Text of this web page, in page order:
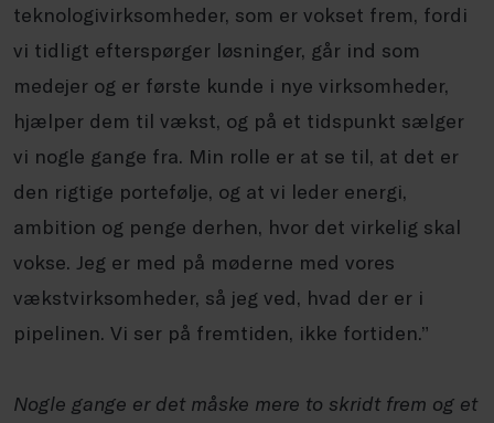
teknologivirksomheder, som er vokset frem, fordi
vi tidligt efterspørger løsninger, går ind som
medejer og er første kunde i nye virksomheder,
hjælper dem til vækst, og på et tidspunkt sælger
vi nogle gange fra. Min rolle er at se til, at det er
den rigtige portefølje, og at vi leder energi,
ambition og penge derhen, hvor det virkelig skal
vokse. Jeg er med på møderne med vores
vækstvirksomheder, så jeg ved, hvad der er i
pipelinen. Vi ser på fremtiden, ikke fortiden.”
Nogle gange er det måske mere to skridt frem og et